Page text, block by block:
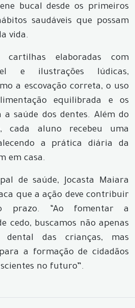
bucal desde os primeiros
saudáveis que possam
vida.
cartilhas elaboradas com
e ilustrações lúdicas,
a escovação correta, o uso
equilibrada e os
a saúde dos dentes. Além do
cada aluno recebeu uma
a prática diária da
em casa.
de saúde, Jocasta Maiara
que a ação deve contribuir
prazo. “Ao fomentar a
cedo, buscamos não apenas
dental das crianças, mas
a formação de cidadãos
no futuro”.